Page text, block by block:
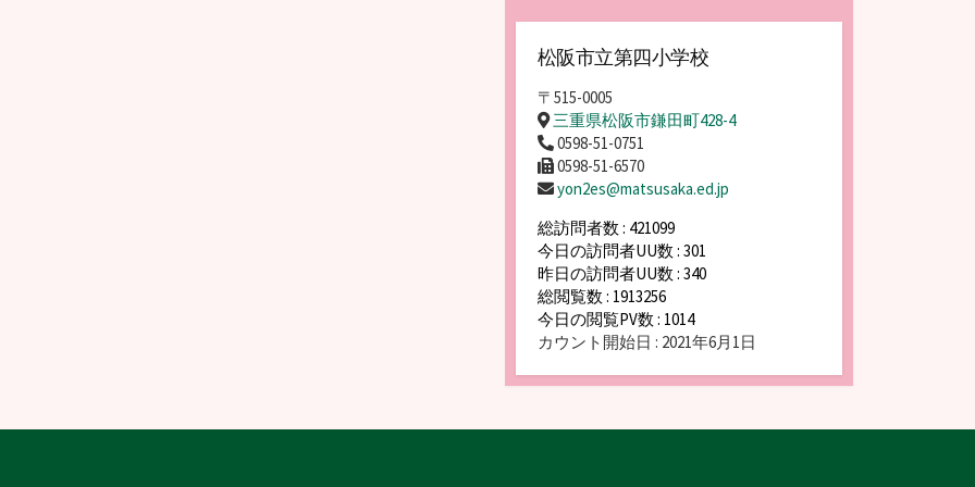
松阪市立第四小学校
〒515-0005
三重県松阪市鎌田町428-4
0598-51-0751
0598-51-6570
yon2es@matsusaka.ed.jp
総訪問者数 : 421099
今日の訪問者UU数 : 301
昨日の訪問者UU数 : 340
総閲覧数 : 1913256
今日の閲覧PV数 : 1014
カウント開始日 : 2021年6月1日